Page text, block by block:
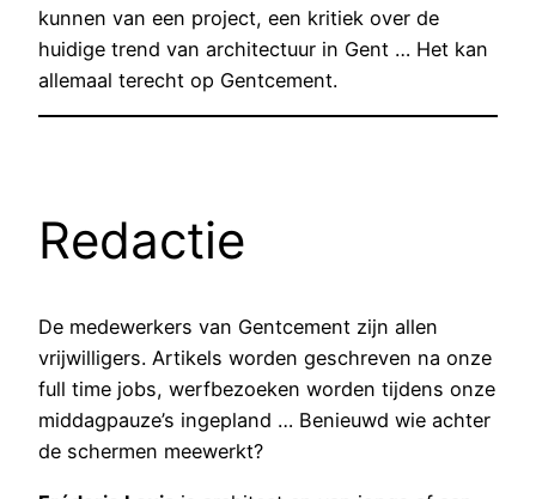
kunnen van een project, een kritiek over de
huidige trend van architectuur in Gent … Het kan
allemaal terecht op Gentcement.
Redactie
De medewerkers van Gentcement zijn allen
vrijwilligers. Artikels worden geschreven na onze
full time jobs, werfbezoeken worden tijdens onze
middagpauze’s ingepland … Benieuwd wie achter
de schermen meewerkt?